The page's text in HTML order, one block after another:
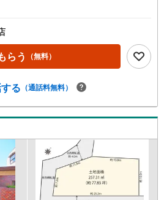
らう （無料）
る （通話料無料）